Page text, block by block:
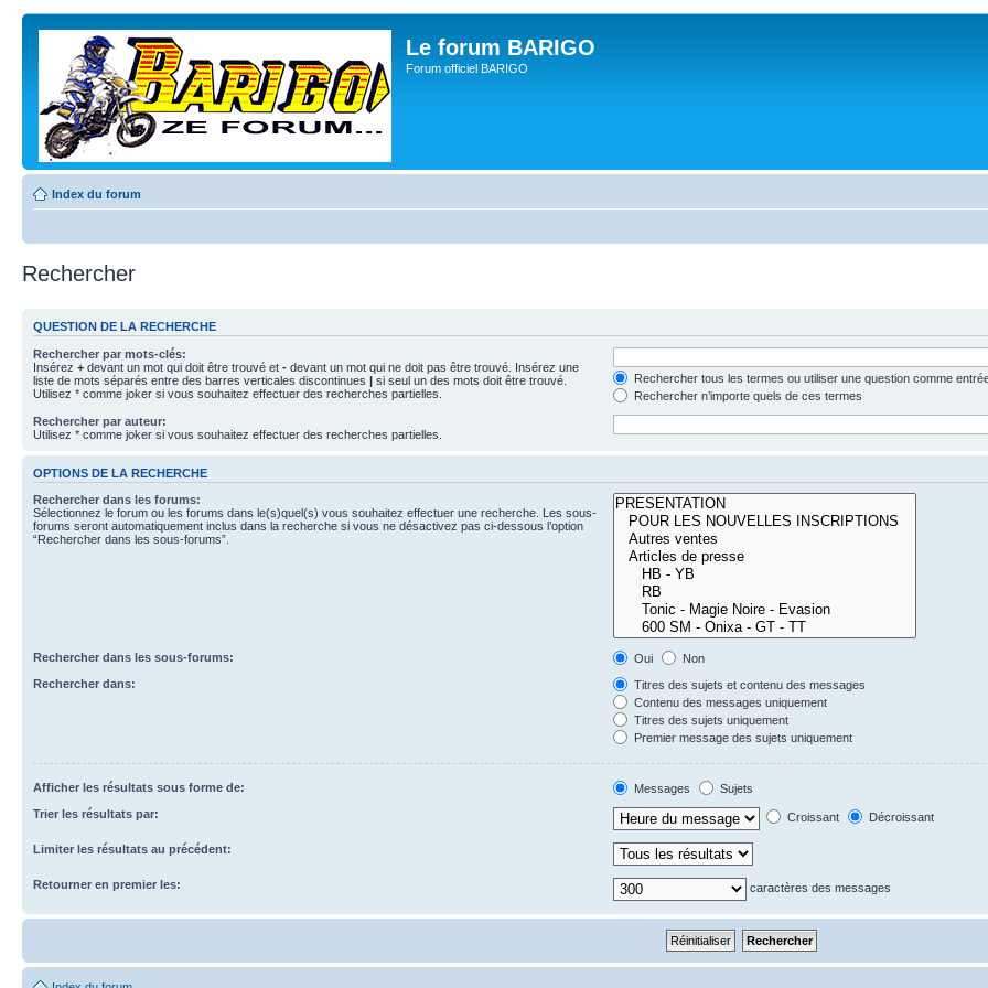
Le forum BARIGO
Forum officiel BARIGO
Index du forum
Rechercher
QUESTION DE LA RECHERCHE
Rechercher par mots-clés:
Insérez + devant un mot qui doit être trouvé et - devant un mot qui ne doit pas être trouvé. Insérez une
liste de mots séparés entre des barres verticales discontinues | si seul un des mots doit être trouvé.
Utilisez * comme joker si vous souhaitez effectuer des recherches partielles.
Rechercher tous les termes ou utiliser une question comme
Rechercher n’importe quels de ces termes
Rechercher par auteur:
Utilisez * comme joker si vous souhaitez effectuer des recherches partielles.
OPTIONS DE LA RECHERCHE
Rechercher dans les forums:
Sélectionnez le forum ou les forums dans le(s)quel(s) vous souhaitez effectuer une recherche. Les sous-
forums seront automatiquement inclus dans la recherche si vous ne désactivez pas ci-dessous l’option
“Rechercher dans les sous-forums”.
Rechercher dans les sous-forums: Oui
Non
Rechercher dans:
Titres des sujets et contenu des messages
Contenu des messages uniquement
Titres des sujets uniquement
Premier message des sujets uniquement
Afficher les résultats sous forme de: Messages
Sujets
Trier les résultats par:
Croissant Décroissant
Limiter les résultats au précédent:
Retourner en premier les: caractères des messages